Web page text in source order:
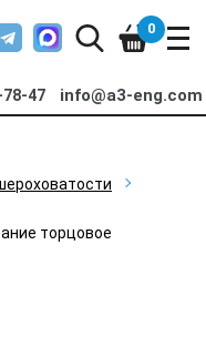
78-47 info@a3-eng.com
0
торцовое